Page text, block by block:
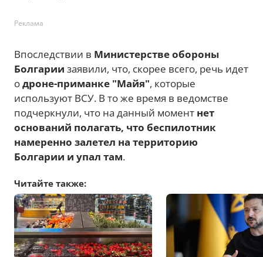
Реклама
Впоследствии в Министерстве обороны
Болгарии заявили, что, скорее всего, речь идет
одроне-приманке "Майя", которые
используют ВСУ. В то же время в ведомстве
подчеркнули, что на данный момент нет
оснований полагать, что беспилотник
намеренно залетел на территорию
Болгарии и упал там.
Читайте также: